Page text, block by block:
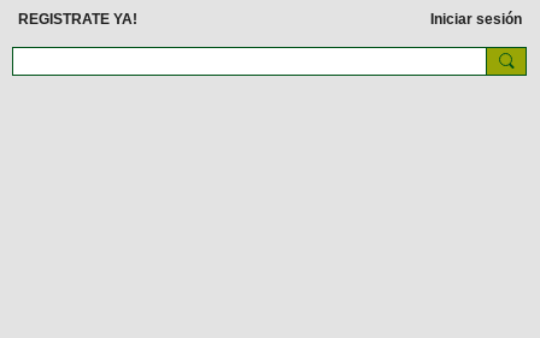
REGISTRATE YA! Iniciar sesión